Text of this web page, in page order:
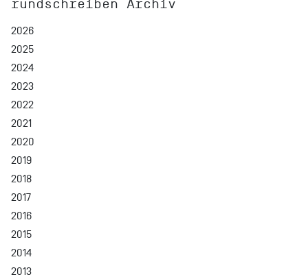
rundschreiben Archiv
2026
2025
2024
2023
2022
2021
2020
2019
2018
2017
2016
2015
2014
2013